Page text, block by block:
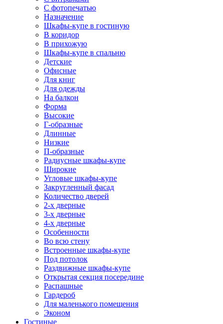
С фотопечатью
Назначение
Шкафы-купе в гостиную
В коридор
В прихожую
Шкафы-купе в спальню
Детские
Офисные
Для книг
Для одежды
На балкон
Форма
Высокие
Г-образные
Длинные
Низкие
П-образные
Радиусные шкафы-купе
Широкие
Угловые шкафы-купе
Закругленный фасад
Количество дверей
2-х дверные
3-х дверные
4-х дверные
Особенности
Во всю стену
Встроенные шкафы-купе
Под потолок
Раздвижные шкафы-купе
Открытая секция посередине
Распашные
Гардероб
Для маленького помещения
Эконом
Гостиные